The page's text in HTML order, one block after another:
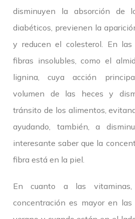
disminuyen la absorción de
diabéticos, previenen la
y reducen el colesterol. En
fibras insolubles, como el
lignina, cuya acción
volumen de las heces y
tránsito de los alimentos,
ayudando, también, a
interesante saber que la
fibra está en la piel.
En cuanto a las
concentración es mayor en las